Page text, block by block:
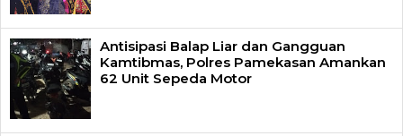
Antisipasi Balap Liar dan Gangguan
Kamtibmas, Polres Pamekasan Amankan
62 Unit Sepeda Motor